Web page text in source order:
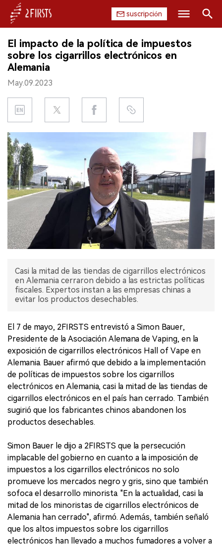
suscripción
INICIO
EMPRESA
PRODUCTO
REGULACIÓN
CHINA
DATOS
EXPOSICIÓN
ENTREVISTA
Buscar
El impacto de la política de impuestos
sobre los cigarrillos electrónicos en
Alemania
May.09.2023
Casi la mitad de las tiendas de cigarrillos electrónicos
en Alemania cerraron debido a las estrictas políticas
fiscales. Expertos instan a las empresas chinas a
evitar los productos desechables.
El 7 de mayo, 2FIRSTS entrevistó a Simon Bauer,
Presidente de la Asociación Alemana de Vaping, en la
exposición de cigarrillos electrónicos Hall of Vape en
Alemania. Bauer afirmó que debido a la implementación
de políticas de impuestos sobre los cigarrillos
electrónicos en Alemania, casi la mitad de las tiendas de
cigarrillos electrónicos en el país han cerrado. También
sugirió que los fabricantes chinos abandonen los
productos desechables.
Simon Bauer le dijo a 2FIRSTS que la persecución
implacable del gobierno en cuanto a la imposición de
impuestos a los cigarrillos electrónicos no solo
promueve los mercados negro y gris, sino que también
sofoca el desarrollo minorista. "En la actualidad, casi la
mitad de los minoristas de cigarrillos electrónicos de
Alemania han cerrado", afirmó. Además, también señaló
que los altos impuestos sobre los cigarrillos
electrónicos han llevado a muchos fumadores a volver a